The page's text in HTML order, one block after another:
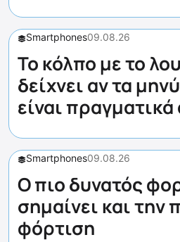
Smartphones09.08.26
Το κόλπο με το
δείχνει αν τα
είναι
Smartphones09.08.26
Ο πιο δυνατός
σημαίνει και την
φόρτιση